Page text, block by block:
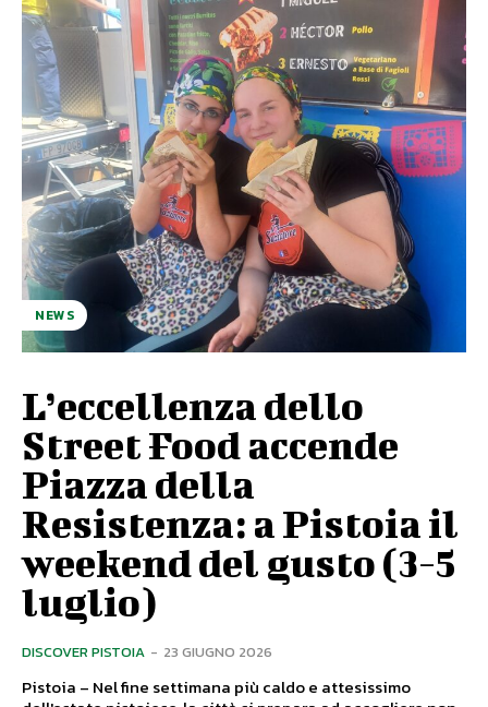
NEWS
L’eccellenza dello
Street Food accende
Piazza della
Resistenza: a Pistoia il
weekend del gusto (3-5
luglio)
DISCOVER PISTOIA - 23 GIUGNO 2026
Pistoia – Nel fine settimana più caldo e attesissimo